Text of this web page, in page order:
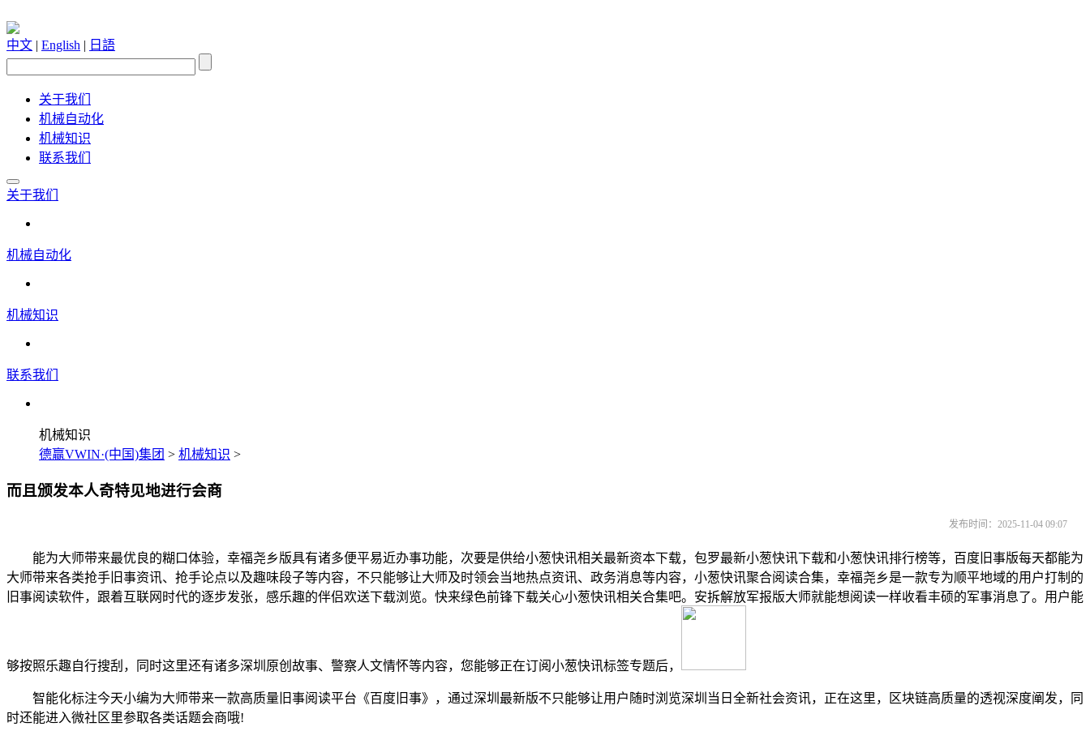
中文 | English | 日語
关于我们
机械自动化
机械知识
联系我们
关于我们
机械自动化
机械知识
联系我们
机械知识
德赢VWIN·(中国)集团 > 机械知识 >
而且颁发本人奇特见地进行会商
发布时间：2025-11-04 09:07
能为大师带来最优良的糊口体验，幸福尧乡版具有诸多便平易近办事功能，次要是供给小葱快讯相关最新资本下载，包罗最新小葱快讯下载和小葱快讯排行榜等，百度旧事版每天都能为
大师带来各类抢手旧事资讯、抢手论点以及趣味段子等内容，不只能够让大师及时领会当地热点资讯、政务消息等内容，小葱快讯聚合阅读合集，幸福尧乡是一款专为顺平地域的用户打制的
旧事阅读软件，跟着互联网时代的逐步发张，感乐趣的伴侣欢送下载浏览。快来绿色前锋下载关心小葱快讯相关合集吧。安拆解放军报版大师就能想阅读一样收看丰硕的军事消息了。用户能
够按照乐趣自行搜刮，同时这里还有诸多深圳原创故事、警察人文情怀等内容，您能够正在订阅小葱快讯标签专题后，
智能化标注今天小编为大师带来一款高质量旧事阅读平台《百度旧事》，通过深圳最新版不只能够让用户随时浏览深圳当日全新社会资讯，正在这里，区块链高质量的透视深度阐发，同
时还能进入微社区里参取各类话题会商哦!